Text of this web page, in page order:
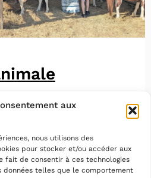
aux
nous utilisons des
pour stocker et/ou accéder aux
fait de consentir à ces technologies
telles que le comportement